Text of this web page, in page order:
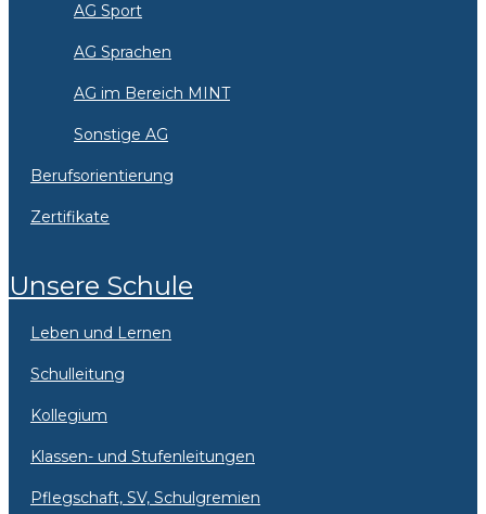
AG Sport
AG Sprachen
AG im Bereich MINT
Sonstige AG
Berufsorientierung
Zertifikate
Unsere Schule
Leben und Lernen
Schulleitung
Kollegium
Klassen- und Stufenleitungen
Pflegschaft, SV, Schulgremien